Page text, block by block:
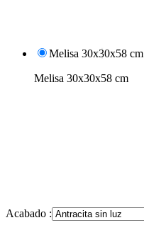
Melisa 30x30x58 cm
Melisa 30x30x58 cm
Acabado :